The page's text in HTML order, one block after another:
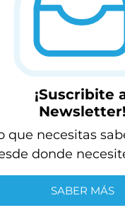
¡Suscribite
Newsletter!
que necesitas
donde
SABER MÁS